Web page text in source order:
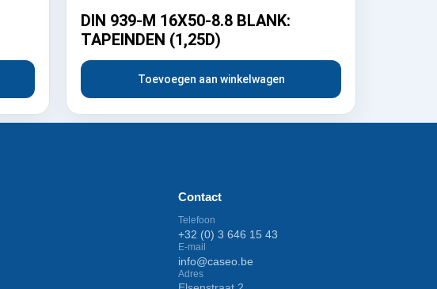
DIN 939-M 16X50-8.8 BLANK:
TAPEINDEN (1,25D)
Toevoegen aan winkelwagen
Contact
Telefoon
+32 (0) 3 646 15 43
E-mail
info@caseo.be
Adres